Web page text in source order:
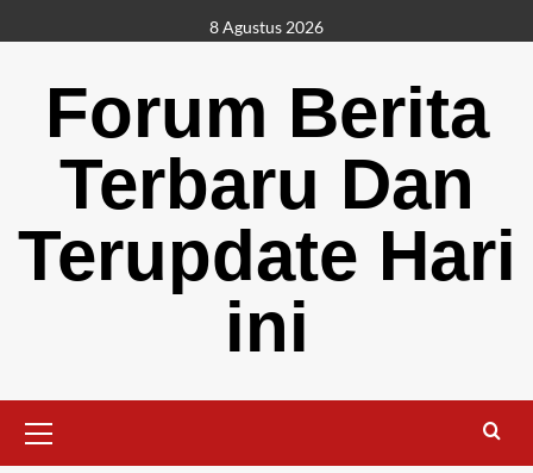
to
8 Agustus 2026
Forum Berita
Terbaru Dan
Terupdate Hari
ini
Menu